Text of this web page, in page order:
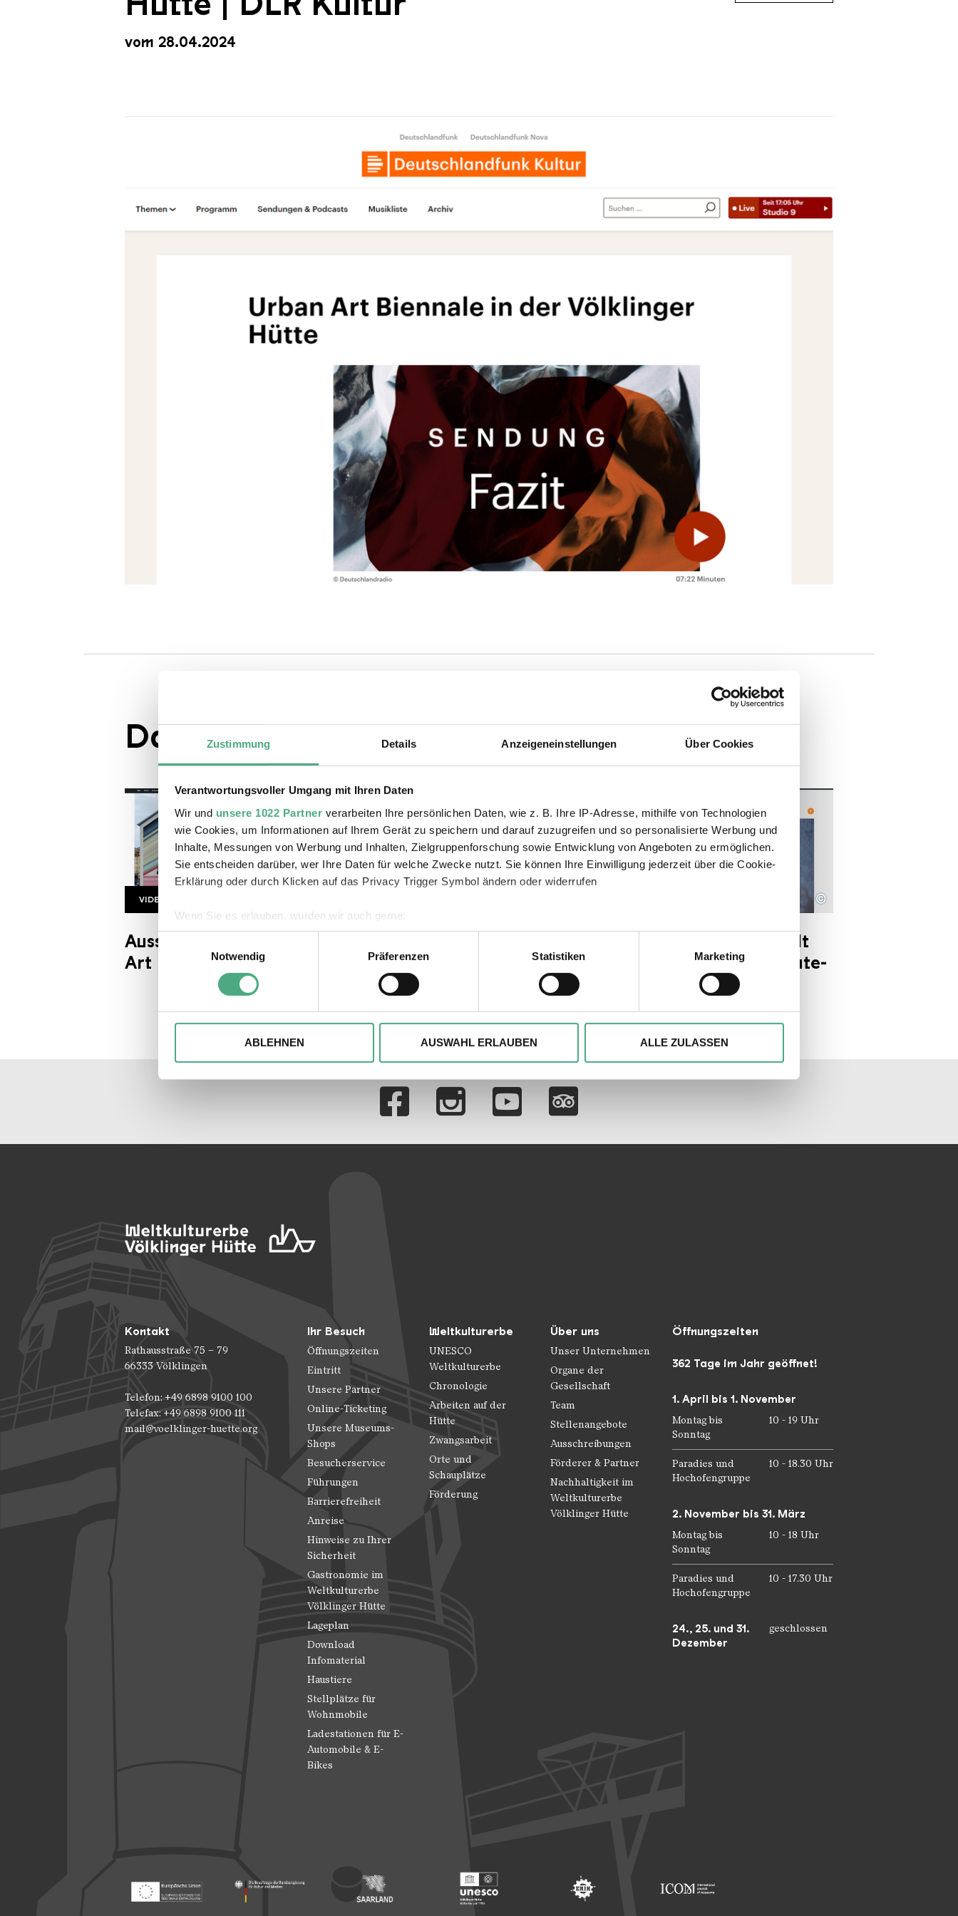
Zustimmung Details Anzeigeneinstellungen Über Cookies
Verantwortungsvoller Umgang mit Ihren Daten
Wir und unsere 1022 Partner verarbeiten Ihre persönlichen Daten, wie z. B. Ihre IP-Adresse, mithilfe von Technologien
wie Cookies, um Informationen auf Ihrem Gerät zu speichern und darauf zuzugreifen und so personalisierte Werbung und
Inhalte, Messungen von Werbung und Inhalten, Zielgruppenforschung sowie Entwicklung von Angeboten zu ermöglichen.
Sie entscheiden darüber, wer Ihre Daten für welche Zwecke nutzt. Sie können Ihre Einwilligung jederzeit über die Cookie-
Erklärung oder durch Klicken auf das Privacy Trigger Symbol ändern oder widerrufen
Wenn Sie es erlauben, würden wir auch gerne:
Informationen über Ihre geografische Lage erfassen, welche bis auf einige Meter genau sein können
Ihr Gerät durch aktives Scannen nach bestimmten Merkmalen (Fingerprinting) identifizieren
Erfahren Sie mehr darüber, wie Ihre persönlichen Daten verarbeitet werden, und legen Sie Ihre Präferenzen imAbschnitt
Einzelheitenfest.
Wir verwenden ggfs. Cookies, um Inhalte und Anzeigen zu personalisieren, besondere Funktionen anbieten zu können und
die Zugriffe auf unsere Website zu analysieren. Außerdem geben wir ggfs. Informationen zu Ihrer Verwendung unserer
Website an unsere Partner für soziale Medien, Werbung und Analysen weiter. Unsere Partner führen diese Informationen
Einwilligungsauswahl
Notwendig
Präferenzen Statistiken Marketing
ABLEHNEN AUSWAHL ERLAUBEN ALLE ZULASSEN
vom 28.04.2024
Das könnte Sie auch interessieren
UAB 3 Sat
Copyright: 3 sat
VIDEO
Ausstellungstipp: Urban
Art Biennale 2024 | 3 sat
SWR Kultur
Copyright: SWR
SWR Kultur
©
Botschaften an die Welt
mit Urban Art | zdf heute-
Verlinkungen zu unseren
Kontakt
Rathausstraße 75 – 79
66333 Völklingen
Telefon: +49 6898 9100 100
Telefax: +49 6898 9100 111
mail@voelklinger-huette.org
Ihr Besuch
Öffnungszeiten
Eintritt
Unsere Partner
Online-Ticketing
Unsere Museums-
Shops
Besucherservice
Führungen
Barrierefreiheit
Anreise
Hinweise zu Ihrer
Sicherheit
Gastronomie im
Weltkulturerbe
Völklinger Hütte
Lageplan
Download
Infomaterial
Haustiere
Stellplätze für
Wohnmobile
Ladestationen für E-
Automobile & E-
Bikes
Weltkulturerbe
UNESCO
Weltkulturerbe
Chronologie
Arbeiten auf der
Hütte
Zwangsarbeit
Orte und
Schauplätze
Förderung
Über uns
Unser Unternehmen
Organe der
Gesellschaft
Team
Stellenangebote
Ausschreibungen
Förderer & Partner
Nachhaltigkeit im
Weltkulturerbe
Völklinger Hütte
Öffnungszeiten
362 Tage im Jahr geöffnet!
1. April bis 1. November
Montag bis
Sonntag
10 - 19 Uhr
Paradies und
Hochofengruppe
10 - 18.30 Uhr
2. November bis 31. März
Montag bis
Sonntag
10 - 18 Uhr
Paradies und
Hochofengruppe
10 - 17.30 Uhr
24., 25. und 31.
Dezember
geschlossen